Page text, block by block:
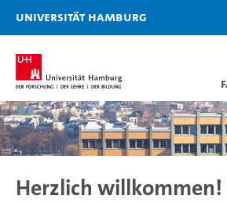
Universität Hamburg
Herzlich willkommen!